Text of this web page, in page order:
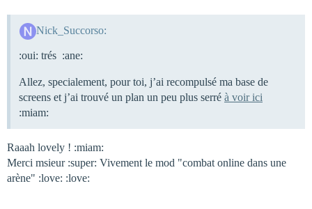
Nick_Succorso:
:oui: trés :ane:
Allez, specialement, pour toi, j’ai recompulsé ma base de
screens et j’ai trouvé un plan un peu plus serré à voir ici
:miam:
Raaah lovely ! :miam:
Merci msieur :super: Vivement le mod "combat online dans une
arène" :love: :love: